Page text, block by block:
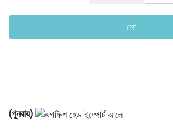
শো
(পুনরায়)